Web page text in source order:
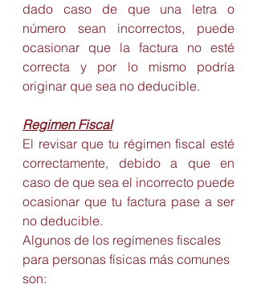
dado caso de que una letra o
número sean incorrectos, puede
ocasionar que la factura no esté
correcta y por lo mismo podría
originar que sea no deducible.
Regimen Fiscal
El revisar que tu régimen fiscal esté
correctamente, debido a que en
caso de que sea el incorrecto puede
ocasionar que tu factura pase a ser
no deducible.
Algunos de los regímenes fiscales
para personas físicas más comunes
son: